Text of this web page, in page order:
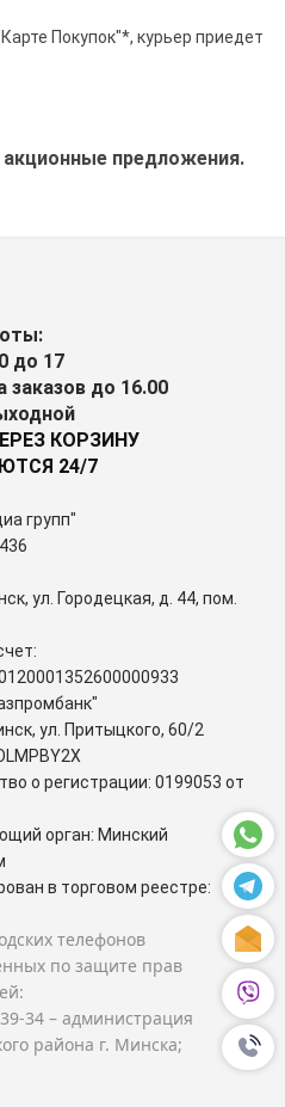
Покупок"*, курьер приедет
предложения.
до 17
заказов до 16.00
КОРЗИНУ
24/7
групп"
ул. Городецкая, д. 44, пом.
ул. Притыцкого, 60/2
о регистрации: 0199053 от
орган: Минский
в торговом реестре:
телефонов
по защите прав
34 – администрация
района г. Минска;